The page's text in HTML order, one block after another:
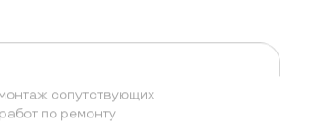
сопутствующих
по ремонту